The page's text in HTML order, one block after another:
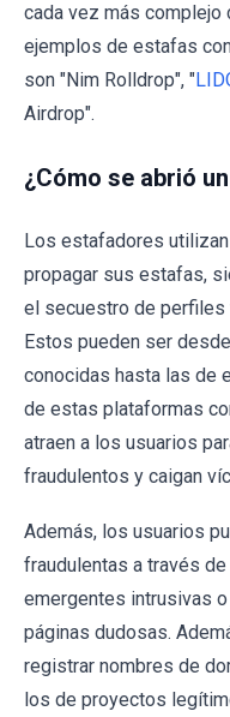
cada vez más
ejemplos de estafas
son "Nim Rolldrop", "
Airdrop".
¿Cómo se abrió
Los estafadores
propagar sus estafas,
el secuestro de
Estos pueden ser
conocidas hasta las de
de estas plataformas
atraen a los usuarios
fraudulentos y caigan
Además, los usuarios
fraudulentas a través
emergentes intrusivas
páginas dudosas.
registrar nombres de
los de proyectos